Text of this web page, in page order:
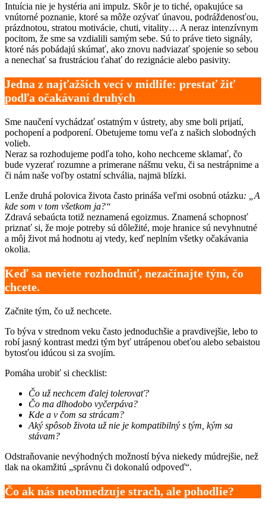
Intuícia nie je hystéria ani impulz. Skôr je to tiché, opakujúce sa
vnútorné poznanie, ktoré sa môže ozývať únavou, podráždenosťou,
prázdnotou, stratou motivácie, chuti, vitality… A neraz intenzívnym
pocitom, že sme sa vzdialili samým sebe. Sú to práve tieto signály,
ktoré nás pobádajú skúmať, ako znovu nadviazať spojenie so sebou
a nenechať sa frustráciou ťahať do rezignácie alebo pasivity.
Jedna z najťažších vecí v midlife: prestať žiť
podľa očakávaní druhých
Sme naučení vychádzať ostatným v ústrety, aby sme boli prijatí,
pochopení a podporení. Obetujeme tomu veľa z našich slobodných
volieb.
Neraz sa rozhodujeme podľa toho, koho nechceme sklamať, čo
bude vyzerať rozumne a primerane nášmu veku, či sa nestrápnime a
či nám naše voľby ostatní schvália, najmä blízki.
Lenže druhá polovica života často prináša veľmi osobnú otázku: „A
kde som v tom všetkom ja?“
Zdravá sebaúcta totiž neznamená egoizmus. Znamená schopnosť
priznať si, že moje potreby sú dôležité, moje hranice sú nevyhnutné
a môj život má hodnotu aj vtedy, keď neplním všetky očakávania
okolia.
Keď sa neviete rozhodnúť, nezačínajte tým, čo
chcete.
Začnite tým, čo už nechcete.
To býva v strednom veku často jednoduchšie a pravdivejšie, lebo to
robí jasný kontrast medzi tým byť utrápenou obeťou alebo sebaistou
bytosťou idúcou si za svojím.
Pomáha urobiť si checklist:
Čo už nechcem ďalej tolerovať?
Čo ma dlhodobo vyčerpáva?
Kde a v čom sa strácam?
Aký spôsob života už nie je kompatibilný s tým, kým sa
stávam?
Odstraňovanie nevýhodných možností býva niekedy múdrejšie, než
tlak na okamžitú „správnu či dokonalú odpoveď“.
Čo ak nás neobmedzuje strach, ale pohodlie?